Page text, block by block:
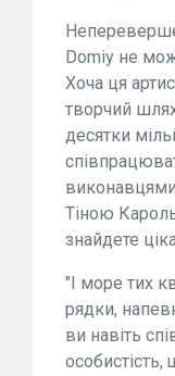
Domiy не
Хоча ця
творчий
десятки
виконавцями
Тіною
знайдете
"І море тих
рядки,
ви навіть